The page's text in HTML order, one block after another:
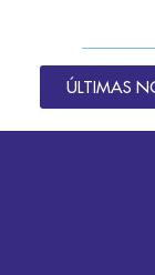
ÚLTIMAS